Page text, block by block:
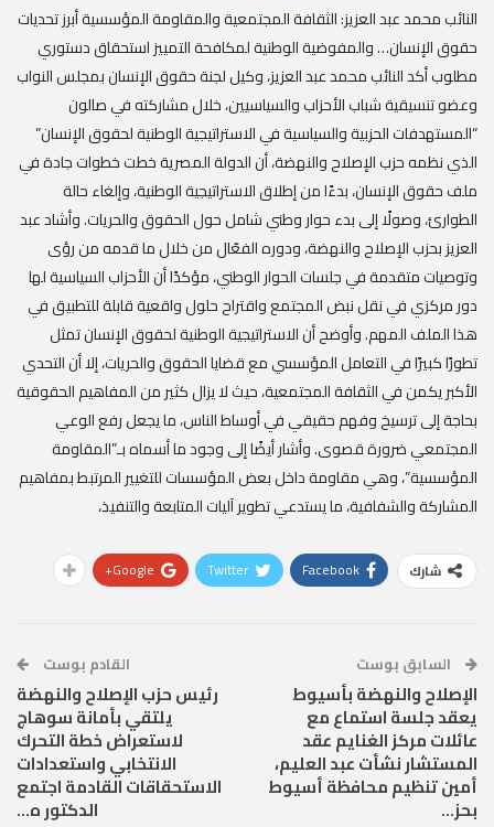
النائب محمد عبد العزيز: الثقافة المجتمعية والمقاومة المؤسسية أبرز تحديات
حقوق الإنسان… والمفوضية الوطنية لمكافحة التمييز استحقاق دستوري
مطلوب أكد النائب محمد عبد العزيز، وكيل لجنة حقوق الإنسان بمجلس النواب
وعضو تنسيقية شباب الأحزاب والسياسيين، خلال مشاركته في صالون
“المستهدفات الحزبية والسياسية في الاستراتيجية الوطنية لحقوق الإنسان”
الذي نظمه حزب الإصلاح والنهضة، أن الدولة المصرية خطت خطوات جادة في
ملف حقوق الإنسان، بدءًا من إطلاق الاستراتيجية الوطنية، وإلغاء حالة
الطوارئ، وصولًا إلى بدء حوار وطني شامل حول الحقوق والحريات. وأشاد عبد
العزيز بحزب الإصلاح والنهضة، ودوره الفعّال من خلال ما قدمه من رؤى
وتوصيات متقدمة في جلسات الحوار الوطني، مؤكدًا أن الأحزاب السياسية لها
دور مركزي في نقل نبض المجتمع واقتراح حلول واقعية قابلة للتطبيق في
هذا الملف المهم. وأوضح أن الاستراتيجية الوطنية لحقوق الإنسان تمثل
تطورًا كبيرًا في التعامل المؤسسي مع قضايا الحقوق والحريات، إلا أن التحدي
الأكبر يكمن في الثقافة المجتمعية، حيث لا يزال كثير من المفاهيم الحقوقية
بحاجة إلى ترسيخ وفهم حقيقي في أوساط الناس، ما يجعل رفع الوعي
المجتمعي ضرورة قصوى. وأشار أيضًا إلى وجود ما أسماه بـ”المقاومة
المؤسسية”، وهي مقاومة داخل بعض المؤسسات للتغيير المرتبط بمفاهيم
المشاركة والشفافية، ما يستدعي تطوير آليات المتابعة والتنفيذ،
شارك Facebook
Twitter
Google+
السابق بوست
الإصلاح والنهضة بأسيوط
يعقد جلسة استماع مع
عائلات مركز الغنايم عقد
المستشار نشأت عبد العليم،
أمين تنظيم محافظة أسيوط
بحز…
القادم بوست
رئيس حزب الإصلاح والنهضة
يلتقي بأمانة سوهاج
لاستعراض خطة التحرك
الانتخابي واستعدادات
الاستحقاقات القادمة اجتمع
الدكتور ه…